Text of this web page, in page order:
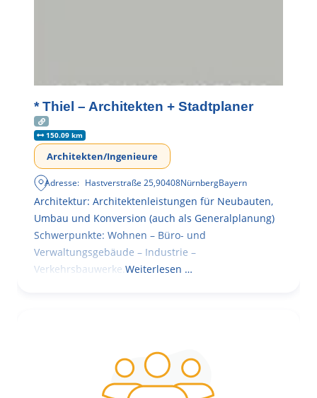
* Thiel – Architekten + Stadtplaner
150.09 km
Architekten/Ingenieure
Adresse: Hastverstraße 25,90408NürnbergBayern
Architektur: Architektenleistungen für Neubauten,
Umbau und Konversion (auch als Generalplanung)
Schwerpunkte: Wohnen – Büro- und
Verwaltungsgebäude – Industrie –
Verkehrsbauwerke. Weiterlesen …